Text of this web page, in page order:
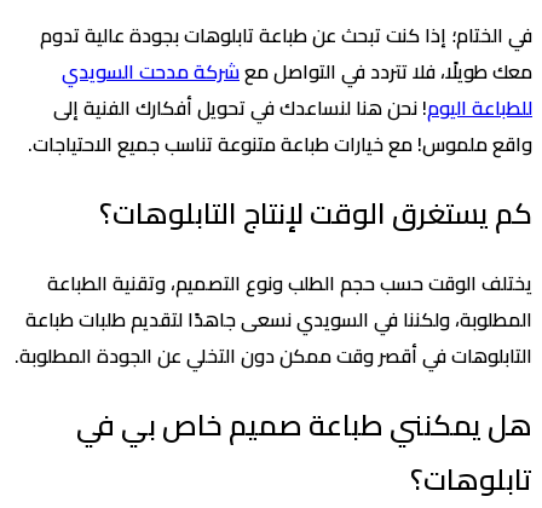
في الختام؛ إذا كنت تبحث عن طباعة تابلوهات بجودة عالية تدوم
معك طويلًا، فلا تتردد في التواصل معشركة مدحت السويدي
للطباعة اليوم! نحن هنا لنساعدك في تحويل أفكارك الفنية إلى
واقع ملموس! مع خيارات طباعة متنوعة تناسب جميع الاحتياجات.
كم يستغرق الوقت لإنتاج التابلوهات؟
يختلف الوقت حسب حجم الطلب ونوع التصميم، وتقنية الطباعة
المطلوبة، ولكننا في السويدي نسعى جاهدًا لتقديم طلبات طباعة
التابلوهات في أقصر وقت ممكن دون التخلي عن الجودة المطلوبة.
هل يمكنني طباعة صميم خاص بي في
تابلوهات؟